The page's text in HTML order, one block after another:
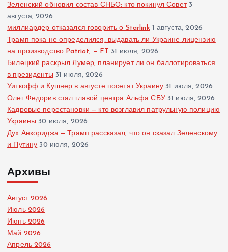
Зеленский обновил состав СНБО: кто покинул Совет 3
августа, 2026
миллиардер отказался говорить о Starlink 1 августа, 2026
Трамп пока не определился, выдавать ли Украине лицензию
на производство Patriot, — FT 31 июля, 2026
Билецкий раскрыл Лумер, планирует ли он баллотироваться
в президенты 31 июля, 2026
Уиткофф и Кушнер в августе посетят Украину 31 июля, 2026
Олег Федорив стал главой центра Альфа СБУ 31 июля, 2026
Кадровые перестановки — кто возглавил патрульную полицию
Украины 30 июля, 2026
Дух Анкориджа — Трамп рассказал, что он сказал Зеленскому
и Путину 30 июля, 2026
Архивы
Август 2026
Июль 2026
Июнь 2026
Май 2026
Апрель 2026